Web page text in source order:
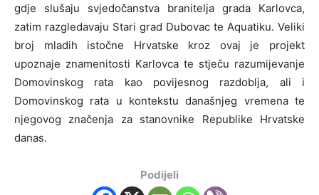
gdje slušaju svjedočanstva branitelja grada Karlovca,
zatim razgledavaju Stari grad Dubovac te Aquatiku. Veliki
broj mladih istočne Hrvatske kroz ovaj je projekt
upoznaje znamenitosti Karlovca te stječu razumijevanje
Domovinskog rata kao povijesnog razdoblja, ali i
Domovinskog rata u kontekstu današnjeg vremena te
njegovog značenja za stanovnike Republike Hrvatske
danas.
Podijeli